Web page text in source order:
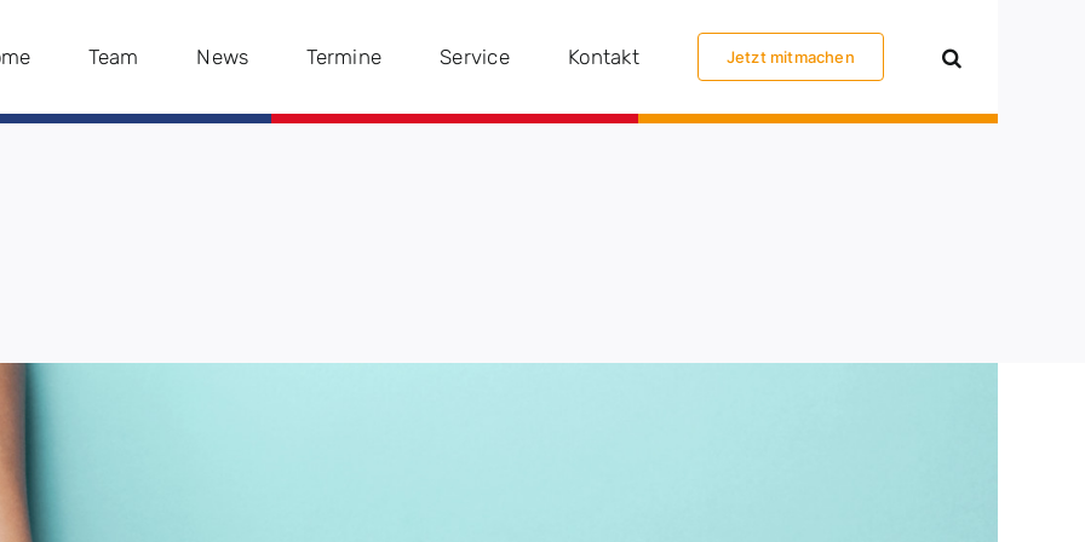
Team News Termine Service Kontakt Jetzt mitmachen